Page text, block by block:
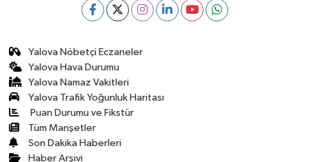
Yalova Nöbetçi Eczaneler
Yalova Hava Durumu
Yalova Namaz Vakitleri
Yalova Trafik Yoğunluk Haritası
Puan Durumu ve Fikstür
Tüm Manşetler
Son Dakika Haberleri
Haber Arşivi